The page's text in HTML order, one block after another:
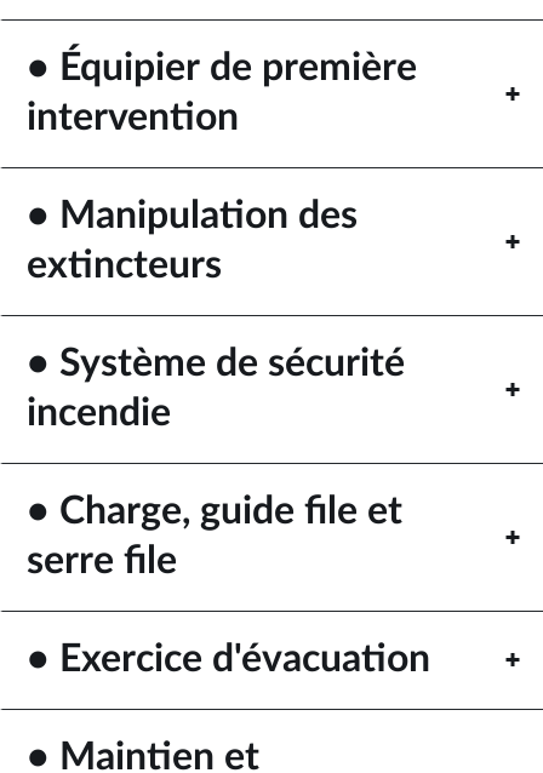
• Équipier de première
intervention
• Manipulation des
extincteurs
• Système de sécurité
incendie
• Charge, guide file et
serre file
• Exercice d'évacuation
• Maintien et